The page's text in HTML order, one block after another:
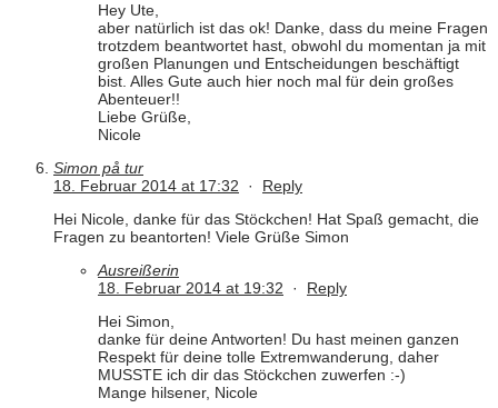
Hey Ute,
aber natürlich ist das ok! Danke, dass du meine Fragen
trotzdem beantwortet hast, obwohl du momentan ja mit
großen Planungen und Entscheidungen beschäftigt
bist. Alles Gute auch hier noch mal für dein großes
Abenteuer!!
Liebe Grüße,
Nicole
Simon på tur
18. Februar 2014 at 17:32 · Reply
Hei Nicole, danke für das Stöckchen! Hat Spaß gemacht, die
Fragen zu beantorten! Viele Grüße Simon
Ausreißerin
18. Februar 2014 at 19:32 · Reply
Hei Simon,
danke für deine Antworten! Du hast meinen ganzen
Respekt für deine tolle Extremwanderung, daher
MUSSTE ich dir das Stöckchen zuwerfen :-)
Mange hilsener, Nicole